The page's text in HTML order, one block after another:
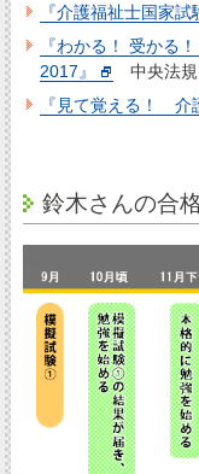
『介護福祉士国家試
『わかる！ 受かる
2017』
中央法規
『見て覚える！ 介
鈴木さんの合